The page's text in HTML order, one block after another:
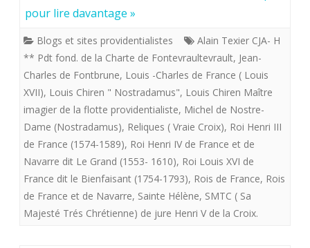
«
flotte
offre
aux
royalistes
:
“Nostradamus”
pour lire davantage »
Blogs et sites providentialistes
Alain Texier CJA- H
** Pdt fond. de la Charte de Fontevraultevrault, Jean-
Charles de Fontbrune, Louis -Charles de France ( Louis
XVII), Louis Chiren " Nostradamus", Louis Chiren Maître
imagier de la flotte providentialiste, Michel de Nostre-
Dame (Nostradamus), Reliques ( Vraie Croix), Roi Henri III
de France (1574-1589), Roi Henri IV de France et de
Navarre dit Le Grand (1553- 1610), Roi Louis XVI de
France dit le Bienfaisant (1754-1793), Rois de France, Rois
de France et de Navarre, Sainte Hélène, SMTC ( Sa
Majesté Trés Chrétienne) de jure Henri V de la Croix.